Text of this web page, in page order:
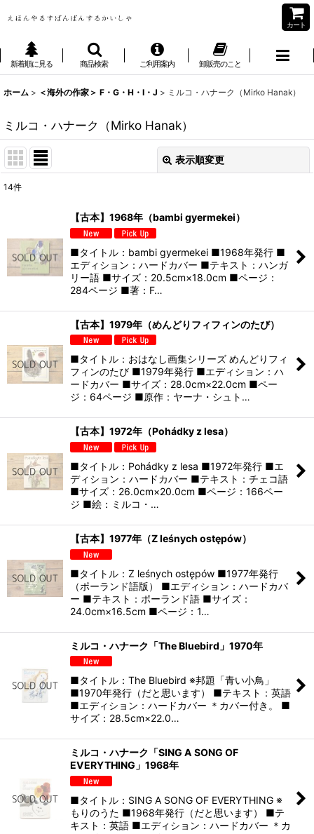
カート
新着順に見る 商品検索 ご利用案内 卸販売のこと
ホーム > ＜海外の作家＞ F・G・H・I・J > ミルコ・ハナーク（Mirko Hanak）
ミルコ・ハナーク（Mirko Hanak）
表示順変更
並び順:
絞り込む
14件
【古本】1968年（bambi gyermekei）
■タイトル：bambi gyermekei ■1968年発行 ■
エディション：ハードカバー ■テキスト：ハンガ
リー語 ■サイズ：20.5cm×18.0cm ■ページ：
284ページ ■著：F…
【古本】1979年（めんどりフィフィンのたび）
■タイトル：おはなし画集シリーズ めんどりフィ
フィンのたび ■1979年発行 ■エディション：ハ
ードカバー ■サイズ：28.0cm×22.0cm ■ペー
ジ：64ページ ■原作：ヤーナ・シュト…
【古本】1972年（Pohádky z lesa）
■タイトル：Pohádky z lesa ■1972年発行 ■エ
ディション：ハードカバー ■テキスト：チェコ語
■サイズ：26.0cm×20.0cm ■ページ：166ペー
ジ ■絵：ミルコ・…
【古本】1977年（Z leśnych ostępów）
■タイトル：Z leśnych ostępów ■1977年発行
（ポーランド語版） ■エディション：ハードカバ
ー ■テキスト：ポーランド語 ■サイズ：
24.0cm×16.5cm ■ページ：1…
ミルコ・ハナーク「The Bluebird」1970年
■タイトル：The Bluebird ※邦題「青い小鳥」
■1970年発行（だと思います） ■テキスト：英語
■エディション：ハードカバー ＊カバー付き。 ■
サイズ：28.5cm×22.0…
ミルコ・ハナーク「SING A SONG OF
EVERYTHING」1968年
■タイトル：SING A SONG OF EVERYTHING ※
もりのうた ■1968年発行（だと思います） ■テ
キスト：英語 ■エディション：ハードカバー ＊カ